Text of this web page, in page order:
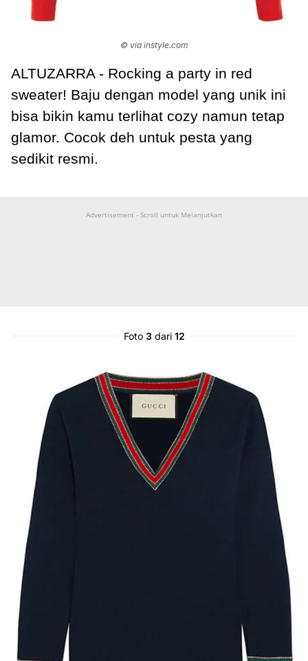
© via instyle.com
ALTUZARRA - Rocking a party in red
sweater! Baju dengan model yang unik ini
bisa bikin kamu terlihat cozy namun tetap
glamor. Cocok deh untuk pesta yang
sedikit resmi.
Advertisement - Scroll untuk Melanjutkan
Foto 3dari 12